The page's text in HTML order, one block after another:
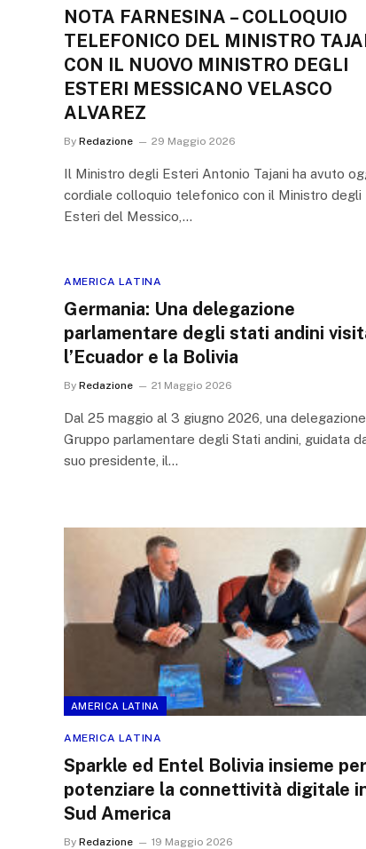
NOTA FARNESINA – COLLOQUIO
TELEFONICO DEL MINISTRO
CON IL NUOVO MINISTRO DEGLI
ESTERI MESSICANO VELASCO
ALVAREZ
By Redazione 29 Maggio 2026
Il Ministro degli Esteri Antonio Tajani ha avuto
cordiale colloquio telefonico con il Ministro degli
Esteri del Messico,…
AMERICA LATINA
Germania: Una delegazione
parlamentare degli stati andini
l’Ecuador e la Bolivia
By Redazione 21 Maggio 2026
Dal 25 maggio al 3 giugno 2026, una
Gruppo parlamentare degli Stati andini, guidata
suo presidente, il…
AMERICA LATINA
AMERICA LATINA
Sparkle ed Entel Bolivia insieme per
potenziare la connettività digitale
Sud America
By Redazione 19 Maggio 2026